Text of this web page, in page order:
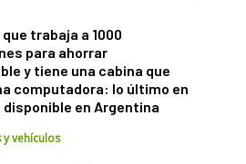
trabaja a 1000
para ahorrar
y tiene una cabina que
computadora: lo último en
disponible en Argentina
vehículos